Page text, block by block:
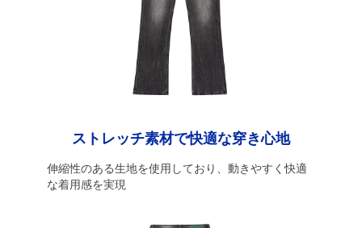
ストレッチ素材で快適な穿き心地
伸縮性のある生地を使用しており、動きやすく快適
な着用感を実現